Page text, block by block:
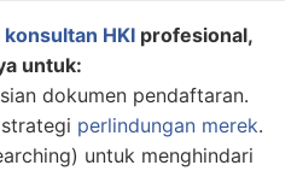
konsultan HKI profesional,
untuk:
dokumen pendaftaran.
perlindungan merek.
untuk menghindari